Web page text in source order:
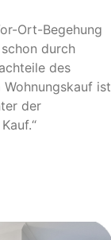
Ort-Begehung
durch
des
ist
der